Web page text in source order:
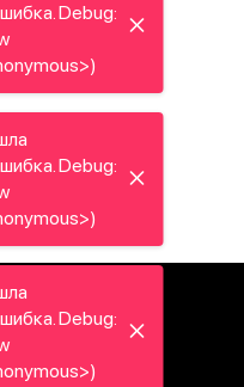
Debug:
Debug:
Debug: